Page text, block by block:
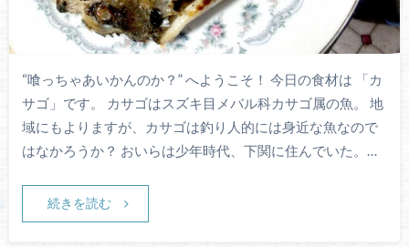
“喰っちゃあいかんのか？” へようこそ！ 今日の食材は 「カ
サゴ」です。 カサゴはスズキ目メバル科カサゴ属の魚。 地
域にもよりますが、カサゴは釣り人的には身近な魚なので
はなかろうか？ おいらは少年時代、下関に住んでいた。…
続きを読む